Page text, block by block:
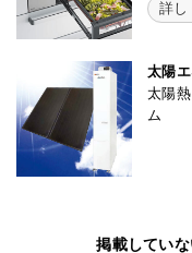
詳し
太陽
太陽
ム
掲載していな